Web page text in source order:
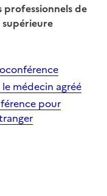
professionnels de
supérieure
médecin agréé
pour